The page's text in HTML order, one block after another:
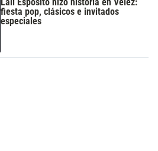
fiesta pop, clásicos e invitados
especiales